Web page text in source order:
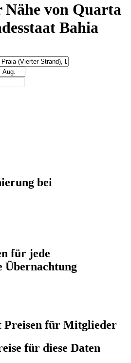
Nähe von Quarta
Bahia
bei
für jede
Übernachtung
Preisen für Mitglieder
für diese Daten